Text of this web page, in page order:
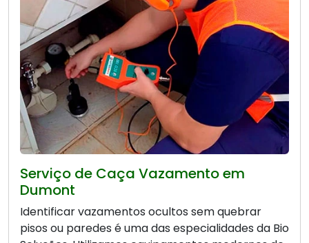
Serviço de Caça Vazamento em
Dumont
Identificar vazamentos ocultos sem quebrar
pisos ou paredes é uma das especialidades da Bio